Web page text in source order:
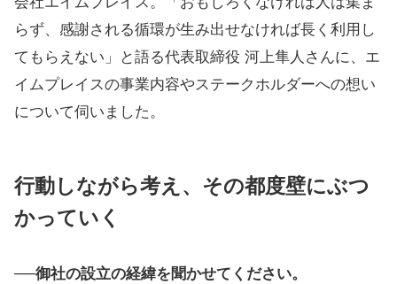
らず、感謝される循環が生み出せなければ長く利用し
てもらえない」と語る代表取締役 河上隼人さんに、エ
イムプレイスの事業内容やステークホルダーへの想い
について伺いました。
行動しながら考え、その都度壁にぶつ
かっていく
──御社の設立の経緯を聞かせてください。